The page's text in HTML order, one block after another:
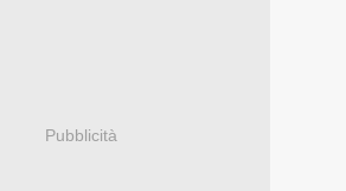
Pubblicità